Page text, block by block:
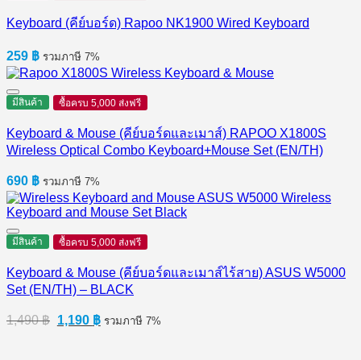
Keyboard (คีย์บอร์ด) Rapoo NK1900 Wired Keyboard
259 ฿ รวมภาษี 7%
มีสินค้า ซื้อครบ 5,000 ส่งฟรี
Keyboard & Mouse (คีย์บอร์ดและเมาส์) RAPOO X1800S
Wireless Optical Combo Keyboard+Mouse Set (EN/TH)
690 ฿ รวมภาษี 7%
มีสินค้า ซื้อครบ 5,000 ส่งฟรี
Keyboard & Mouse (คีย์บอร์ดและเมาส์ไร้สาย) ASUS W5000
Set (EN/TH) – BLACK
1,490฿ Original
price
1,190 ฿Current
price
รวมภาษี 7%